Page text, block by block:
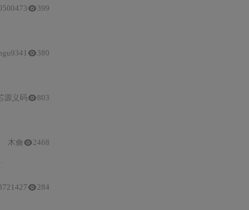
399
380
源义码 803
木龠 2468
284